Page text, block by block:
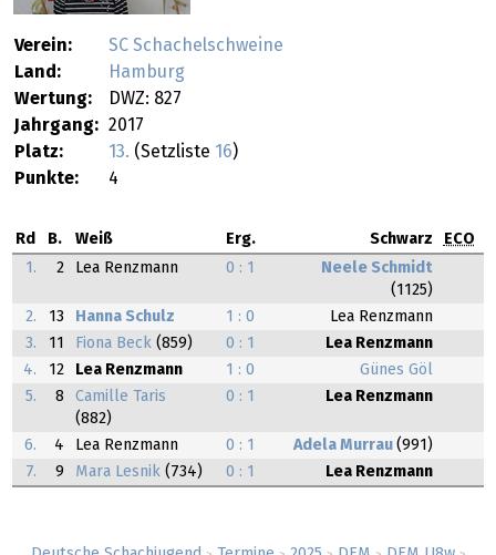
Verein:
SC Schachelschweine
Land:
Hamburg
Wertung:
DWZ: 827
Jahrgang: 2017
Platz:
13. (Setzliste 16)
Punkte:
4
Rd B. Weiß Erg. Schwarz
ECO
1.
2 Lea Renzmann 0 : 1
Neele Schmidt
(1125)
2.
13 Hanna Schulz 1 : 0
Lea Renzmann
3.
11 Fiona Beck (859) 0 : 1
Lea Renzmann
4.
12 Lea Renzmann 1 : 0
Günes Göl
5.
8
Camille Taris
(882)
0 : 1 Lea Renzmann
6. 4 Lea Renzmann 0 : 1 Adela Murrau (991)
7.
9 Mara Lesnik (734) 0 : 1 Lea Renzmann